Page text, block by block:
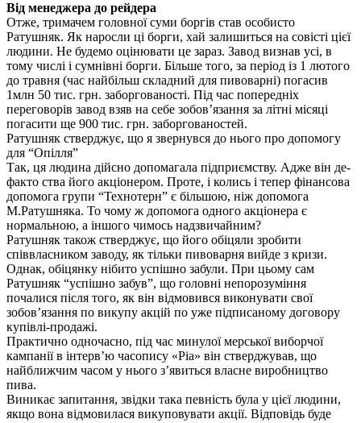
Від менеджера до рейдера
Отже, тримачем головної суми боргів став особисто
Ратушняк. Як наросли ці борги, хай залишиться на совісті цієї
людини. Не будемо оцінювати це зараз. Завод визнав усі, в
тому числі і сумнівні борги. Більше того, за період із 1 лютого
до травня (час найбільш складний для пивоварні) погасив
1млн 50 тис. грн. заборгованості. Під час попередніх
переговорів завод взяв на себе зобов’язання за літні місяці
погасити ще 900 тис. грн. заборгованостей.
Ратушняк стверджує, що я звернувся до нього про допомогу
для “Опілля”
Так, ця людина дійсно допомагала підприємству. Адже він де-
факто ства його акціонером. Проте, і колись і тепер фінансова
допомога групи “Технотерн” є більшою, ніж допомога
М.Ратушняка. То чому ж допомога одного акціонера є
нормальною, а іншого чимось надзвичайним?
Ратушняк також стверджує, що його обіцяли зробити
співвласником заводу, як тільки пивоварня вийде з кризи.
Однак, обіцянку нібито успішно забули. При цьому сам
Ратушняк “успішно забув”, що головні непорозуміння
почалися після того, як він відмовився виконувати свої
зобов’язання по викупу акцій по уже підписаному договору
купівлі-продажі.
Практично одночасно, під час минулої мерської виборчої
кампанії в інтерв’ю часопису «Ріа» він стверджував, що
найближчим часом у нього з’явиться власне виробництво
пива.
Виникає запитання, звідки така певність була у цієї людини,
якщо вона відмовилася викуповувати акції. Відповідь буде